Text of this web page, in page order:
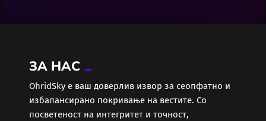
Еротика
Забава
ЗА НАС
ОhridSky е ваш доверлив извор за сеопфатно и
избалансирано покривање на вестите. Со
посветеност на интегритет и точност,